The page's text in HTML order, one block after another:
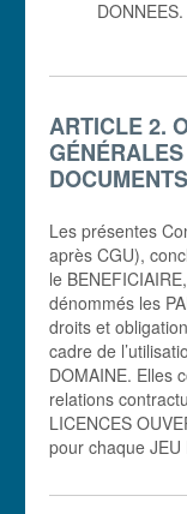
DONNEES.
ARTICLE 2.
Les présentes
après CGU),
le
dénommés les
droits et
cadre de
DOMAINE. Elles
relations
LICENCES
pour chaque JEU